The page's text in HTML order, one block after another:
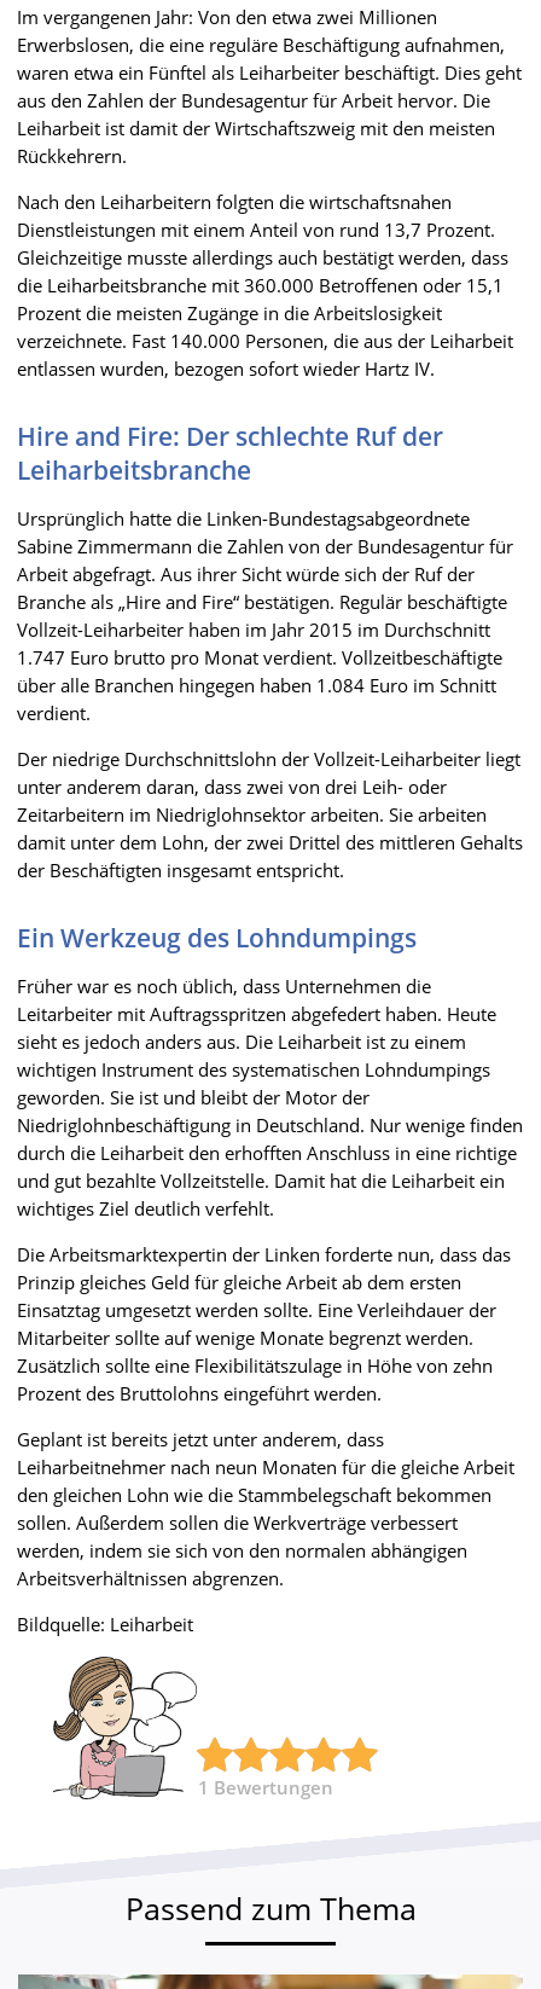
Im vergangenen Jahr: Von den etwa zwei Millionen
Erwerbslosen, die eine reguläre Beschäftigung aufnahmen,
waren etwa ein Fünftel als Leiharbeiter beschäftigt. Dies geht
aus den Zahlen der Bundesagentur für Arbeit hervor. Die
Leiharbeit ist damit der Wirtschaftszweig mit den meisten
Rückkehrern.
Nach den Leiharbeitern folgten die wirtschaftsnahen
Dienstleistungen mit einem Anteil von rund 13,7 Prozent.
Gleichzeitige musste allerdings auch bestätigt werden, dass
die Leiharbeitsbranche mit 360.000 Betroffenen oder 15,1
Prozent die meisten Zugänge in die Arbeitslosigkeit
verzeichnete. Fast 140.000 Personen, die aus der Leiharbeit
entlassen wurden, bezogen sofort wieder Hartz IV.
Hire and Fire: Der schlechte Ruf der
Leiharbeitsbranche
Ursprünglich hatte die Linken-Bundestagsabgeordnete
Sabine Zimmermann die Zahlen von der Bundesagentur für
Arbeit abgefragt. Aus ihrer Sicht würde sich der Ruf der
Branche als „Hire and Fire“ bestätigen. Regulär beschäftigte
Vollzeit-Leiharbeiter haben im Jahr 2015 im Durchschnitt
1.747 Euro brutto pro Monat verdient. Vollzeitbeschäftigte
über alle Branchen hingegen haben 1.084 Euro im Schnitt
verdient.
Der niedrige Durchschnittslohn der Vollzeit-Leiharbeiter liegt
unter anderem daran, dass zwei von drei Leih- oder
Zeitarbeitern im Niedriglohnsektor arbeiten. Sie arbeiten
damit unter dem Lohn, der zwei Drittel des mittleren Gehalts
der Beschäftigten insgesamt entspricht.
Ein Werkzeug des Lohndumpings
Früher war es noch üblich, dass Unternehmen die
Leitarbeiter mit Auftragsspritzen abgefedert haben. Heute
sieht es jedoch anders aus. Die Leiharbeit ist zu einem
wichtigen Instrument des systematischen Lohndumpings
geworden. Sie ist und bleibt der Motor der
Niedriglohnbeschäftigung in Deutschland. Nur wenige finden
durch die Leiharbeit den erhofften Anschluss in eine richtige
und gut bezahlte Vollzeitstelle. Damit hat die Leiharbeit ein
wichtiges Ziel deutlich verfehlt.
Die Arbeitsmarktexpertin der Linken forderte nun, dass das
Prinzip gleiches Geld für gleiche Arbeit ab dem ersten
Einsatztag umgesetzt werden sollte. Eine Verleihdauer der
Mitarbeiter sollte auf wenige Monate begrenzt werden.
Zusätzlich sollte eine Flexibilitätszulage in Höhe von zehn
Prozent des Bruttolohns eingeführt werden.
Geplant ist bereits jetzt unter anderem, dass
Leiharbeitnehmer nach neun Monaten für die gleiche Arbeit
den gleichen Lohn wie die Stammbelegschaft bekommen
sollen. Außerdem sollen die Werkverträge verbessert
werden, indem sie sich von den normalen abhängigen
Arbeitsverhältnissen abgrenzen.
Bildquelle: Leiharbeit
1 Bewertungen
Passend zum Thema